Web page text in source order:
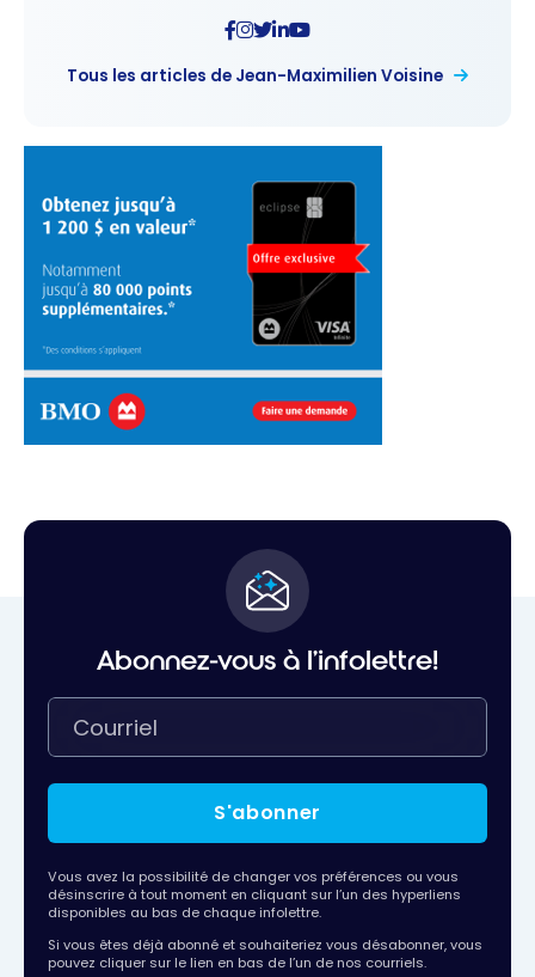
Tous les articles de Jean-Maximilien Voisine
Abonnez-vous à l'infolettre!
S'abonner
Vous avez la possibilité de changer vos préférences ou vous
désinscrire à tout moment en cliquant sur l’un des hyperliens
disponibles au bas de chaque infolettre.
Si vous êtes déjà abonné et souhaiteriez vous désabonner, vous
pouvez cliquer sur le lien en bas de l’un de nos courriels.